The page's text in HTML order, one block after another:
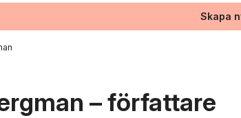
Skapa
– författare